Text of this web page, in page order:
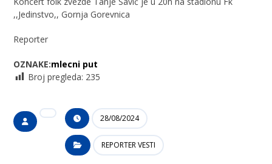
,,Jedinstvo,, Gornja Gorevnica
Reporter
OZNAKE:mlecni put
Broj pregleda: 235
28/08/2024
REPORTER VESTI